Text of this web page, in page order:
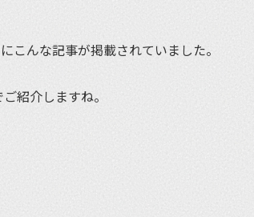
こんな記事が掲載されていました。
紹介しますね。